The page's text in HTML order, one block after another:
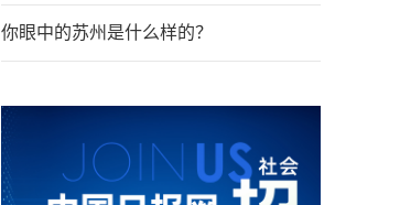
你眼中的苏州是什么样的？